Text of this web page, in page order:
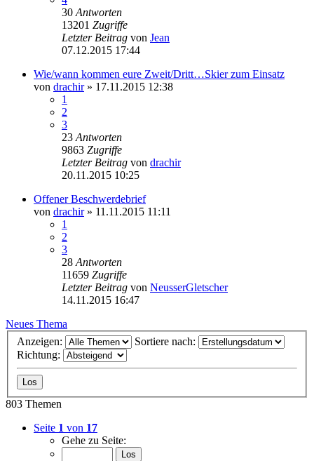
30 Antworten
13201 Zugriffe
Letzter Beitrag von Jean
07.12.2015 17:44
Wie/wann kommen eure Zweit/Dritt…Skier zum Einsatz
von drachir» 17.11.2015 12:38
1
2
3
23 Antworten
9863 Zugriffe
Letzter Beitrag von drachir
20.11.2015 10:25
Offener Beschwerdebrief
von drachir» 11.11.2015 11:11
1
2
3
28 Antworten
11659 Zugriffe
Letzter Beitrag von NeusserGletscher
14.11.2015 16:47
Neues Thema
Anzeigen:
Sortiere nach:
Richtung:
803 Themen
Seite 1 von 17
Gehe zu Seite: